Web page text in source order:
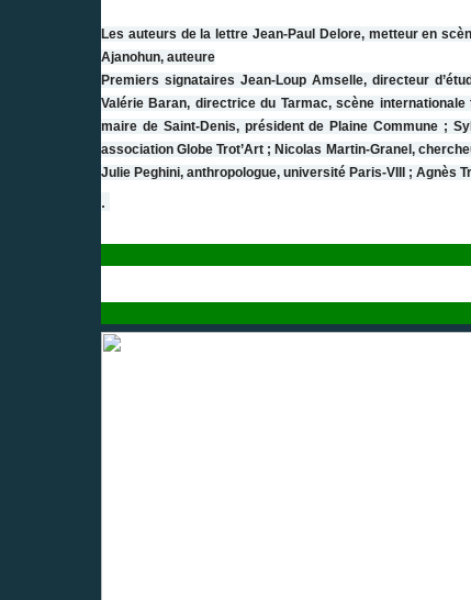
Les auteurs de la lettre Jean-Paul Delore, metteur en
Ajanohun, auteure
Premiers signataires Jean-Loup Amselle, directeur
Valérie Baran, directrice du Tarmac, scène
maire de Saint-Denis, président de Plaine Commune ;
association Globe Trot’Art ; Nicolas Martin-Granel,
Julie Peghini, anthropologue, université Paris-VIII ; Agnès
.